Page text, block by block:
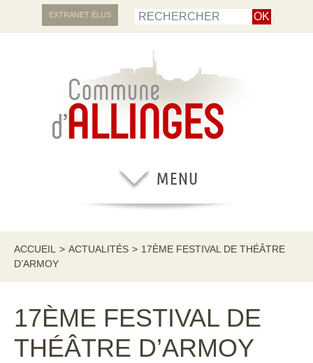
EXTRANET ÉLUS
ACCUEIL > ACTUALITÉS > 17ÈME FESTIVAL DE THÉÂTRE
D’ARMOY
17ÈME FESTIVAL DE
THÉÂTRE D’ARMOY